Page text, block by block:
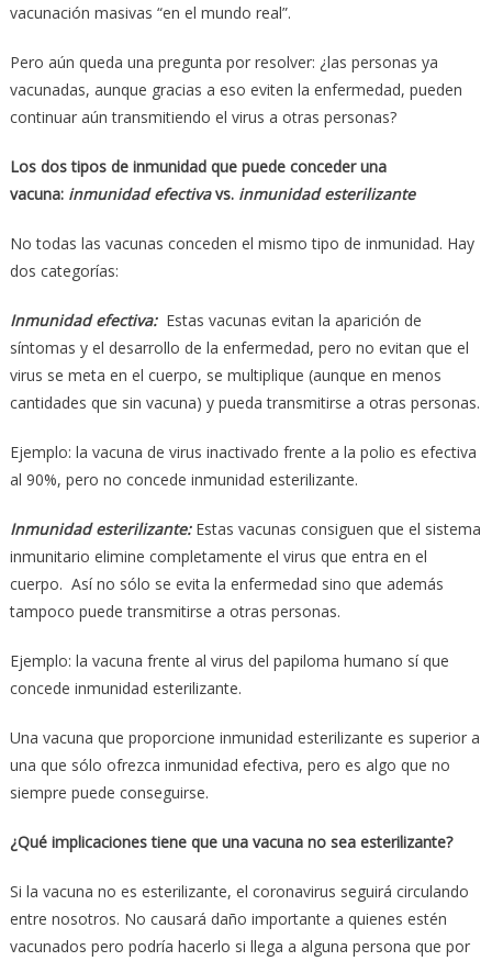
vacunación masivas “en el mundo real”.
Pero aún queda una pregunta por resolver: ¿las personas ya
vacunadas, aunque gracias a eso eviten la enfermedad, pueden
continuar aún transmitiendo el virus a otras personas?
Los dos tipos de inmunidad que puede conceder una
vacuna: inmunidad efectivavs. inmunidad esterilizante
No todas las vacunas conceden el mismo tipo de inmunidad. Hay
dos categorías:
Inmunidad efectiva: Estas vacunas evitan la aparición de
síntomas y el desarrollo de la enfermedad, pero no evitan que el
virus se meta en el cuerpo, se multiplique (aunque en menos
cantidades que sin vacuna) y pueda transmitirse a otras personas.
Ejemplo: la vacuna de virus inactivado frente a la polio es efectiva
al 90%, pero no concede inmunidad esterilizante.
Inmunidad esterilizante: Estas vacunas consiguen que el sistema
inmunitario elimine completamente el virus que entra en el
cuerpo. Así no sólo se evita la enfermedad sino que además
tampoco puede transmitirse a otras personas.
Ejemplo: la vacuna frente al virus del papiloma humano sí que
concede inmunidad esterilizante.
Una vacuna que proporcione inmunidad esterilizante es superior a
una que sólo ofrezca inmunidad efectiva, pero es algo que no
siempre puede conseguirse.
¿Qué implicaciones tiene que una vacuna no sea esterilizante?
Si la vacuna no es esterilizante, el coronavirus seguirá circulando
entre nosotros. No causará daño importante a quienes estén
vacunados pero podría hacerlo si llega a alguna persona que por